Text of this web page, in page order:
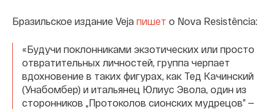
Бразильское издание Veja пишет о Nova Resistência:
«Будучи поклонниками экзотических или просто
отвратительных личностей, группа черпает
вдохновение в таких фигурах, как Тед Качинский
(Унабомбер) и итальянец Юлиус Эвола, один из
сторонников „Протоколов сионских мудрецов” —